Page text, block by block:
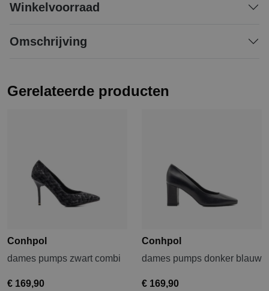
Winkelvoorraad
Omschrijving
Gerelateerde producten
Conhpol
dames pumps zwart combi
€ 169,90
Conhpol
dames pumps donker blauw
€ 169,90